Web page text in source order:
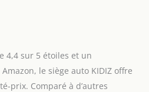
grande sécurité sur tous
les côtés et protège votre
enfant en cas de collision
4,4 sur 5 étoiles et un
le siège auto KIDIZ offre
prix. Comparé à d’autres